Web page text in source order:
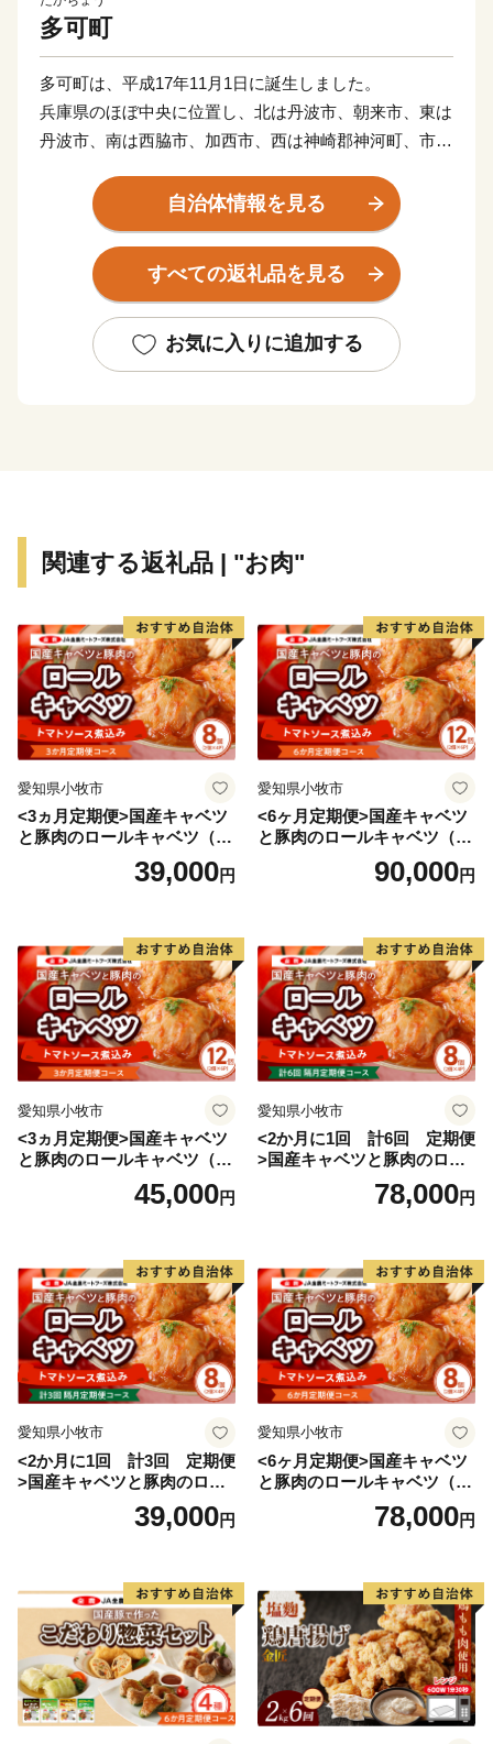
多可町
多可町は、平成17年11月1日に誕生しました。
兵庫県のほぼ中央に位置し、北は丹波市、朝来市、東は
丹波市、南は西脇市、加西市、西は神崎郡神河町、市川
東西13km、南北27km、総面積185.19km2を有し、直線
距離で神戸まで約45km、大阪まで約70kmの距離にあり
地勢的には、周囲を中国山地の山々に囲まれ、杉原川、
舞う幻想的な風景が楽しめる多自然居住の魅力あふれる
町です。
も記載されており、その風土記に登場する大人（おおひ
チーフとした「たか坊」が町のＰＲをしています。
★ABCテレビのニュース情報番組「キャスト」で「 畑
中義和商店 」” つやの玉 ”が紹介されました！
👉 『つやの玉』・『こんにゃく美肌たおる』×2ｾｯﾄ
自治体情報を見る
すべての返礼品を見る
お気に入りに追加する
関連する返礼品 | "お肉"
愛知県小牧市
<3ヵ月定期便>国産キャベツ
と豚肉のロールキャベツ（4P
39,000円
愛知県小牧市
<6ヶ月定期便>国産キャベツ
と豚肉のロールキャベツ（6P
90,000円
愛知県小牧市
<3ヵ月定期便>国産キャベツ
と豚肉のロールキャベツ（6P
45,000円
愛知県小牧市
<2か月に1回 計6回 定期便
>国産キャベツと豚肉のロー
ルキャベツ（4P入り）
78,000円
愛知県小牧市
<2か月に1回 計3回 定期便
>国産キャベツと豚肉のロー
ルキャベツ（4P入り）
39,000円
愛知県小牧市
<6ヶ月定期便>国産キャベツ
と豚肉のロールキャベツ（4P
78,000円